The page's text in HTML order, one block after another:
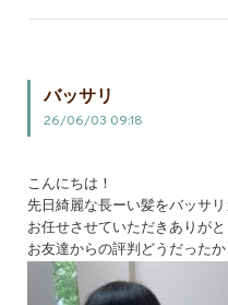
バッサリ
26/06/03 09:18
こんにちは！
先日綺麗な長ーい髪をバッサ
お任せさせていただきありが
お友達からの評判どうだった